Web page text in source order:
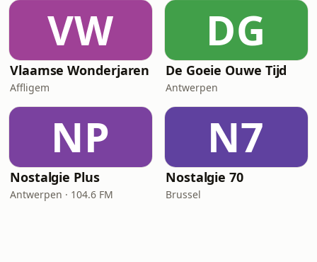
VW
Vlaamse Wonderjaren
Affligem
DG
De Goeie Ouwe Tijd
Antwerpen
NP
Nostalgie Plus
Antwerpen · 104.6 FM
N7
Nostalgie 70
Brussel